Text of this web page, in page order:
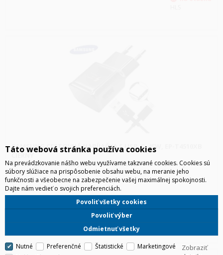
SAMSUNG CESTOVNÁ NABÍJAČKA S USB-C, 45W, EP-T4510XB
ČIERNY
Samsung cestovná nabíjačka s USB-C, 45W, EP-T4510XB čierny
Táto webová stránka používa cookies
Na prevádzkovanie nášho webu využívame takzvané cookies. Cookies sú
súbory slúžiace na prispôsobenie obsahu webu, na meranie jeho
funkčnosti a všeobecne na zabezpečenie vašej maximálnej spokojnosti.
Dajte nám vedieť o svojich preferenciách.
Odmietnuť všetky
Povoliť výber
Povoliť všetky cookies
Nutné Preferenčné Štatistické
Marketingové
Zobraziť